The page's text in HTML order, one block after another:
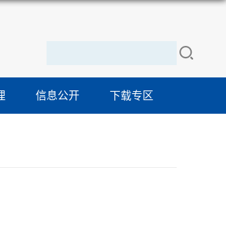
信息公开 下载专区